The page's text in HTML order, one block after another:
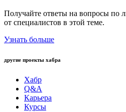
Получайте ответы на вопросы по
от специалистов в этой теме.
Узнать больше
другие проекты хабра
Хабр
Q&A
Карьера
Курсы